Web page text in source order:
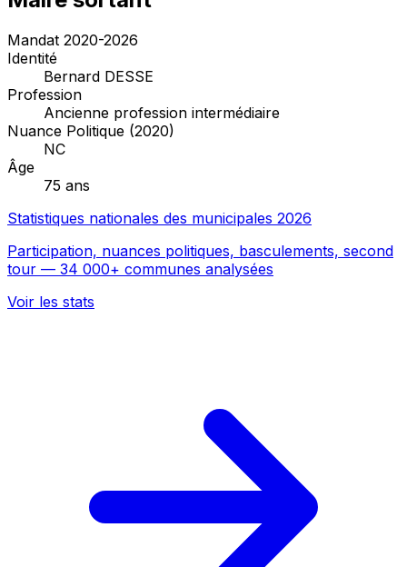
Mandat 2020-2026
Identité
Bernard DESSE
Profession
Ancienne profession intermédiaire
Nuance Politique (2020)
NC
Âge
75 ans
Statistiques nationales des municipales 2026
Participation, nuances politiques, basculements, second
tour — 34 000+ communes analysées
Voir les stats